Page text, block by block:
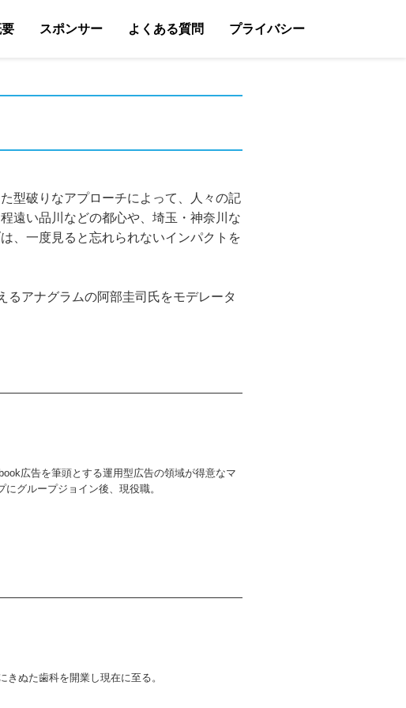
スポンサー よくある質問 プライバシー
型破りなアプローチによって、人々の記
遠い品川などの都心や、埼玉・神奈川な
、一度見ると忘れられないインパクトを
るアナグラムの阿部圭司氏をモデレータ
広告を筆頭とする運用型広告の領域が得意なマ
グループジョイン後、現役職。
ぬた歯科を開業し現在に至る。